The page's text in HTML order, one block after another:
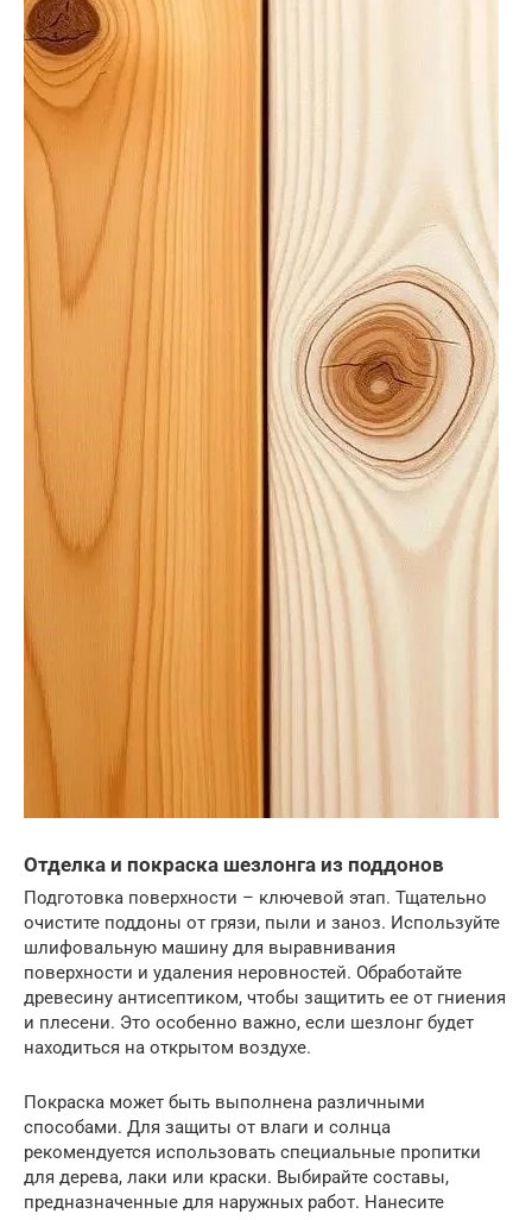
Отделка и покраска шезлонга из поддонов
Подготовка поверхности – ключевой этап. Тщательно
очистите поддоны от грязи, пыли и заноз. Используйте
шлифовальную машину для выравнивания
поверхности и удаления неровностей. Обработайте
древесину антисептиком, чтобы защитить ее от гниения
и плесени. Это особенно важно, если шезлонг будет
находиться на открытом воздухе.
Покраска может быть выполнена различными
способами. Для защиты от влаги и солнца
рекомендуется использовать специальные пропитки
для дерева, лаки или краски. Выбирайте составы,
предназначенные для наружных работ. Нанесите